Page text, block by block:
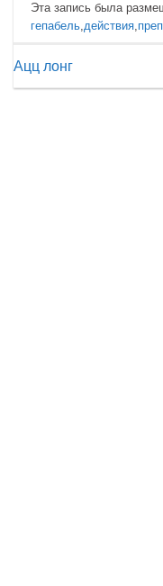
Эта запись была
гепабель,действия,
Ацц лонг